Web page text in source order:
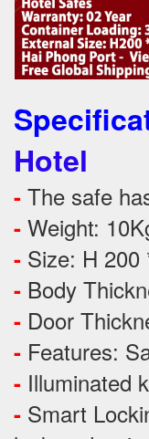
Hotel
- The safe
- Weight:
- Size: H 200
- Body
- Door
- Features:
- Illuminated
- Smart